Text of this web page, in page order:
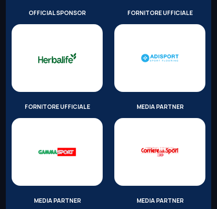
OFFICIAL SPONSOR FORNITORE UFFICIALE
FORNITORE UFFICIALE MEDIA PARTNER
MEDIA PARTNER MEDIA PARTNER